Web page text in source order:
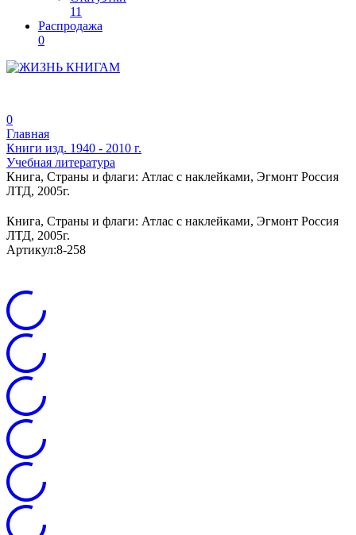
11
Распродажа
0
0
Главная
Книги изд. 1940 - 2010 г.
Учебная литература
Книга, Страны и флаги: Атлас с наклейками, Эгмонт Россия
ЛТД, 2005г.
Книга, Страны и флаги: Атлас с наклейками, Эгмонт Россия
ЛТД, 2005г.
Артикул:8-258